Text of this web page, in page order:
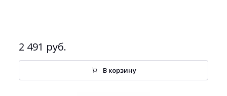
2 491 руб.
В корзину